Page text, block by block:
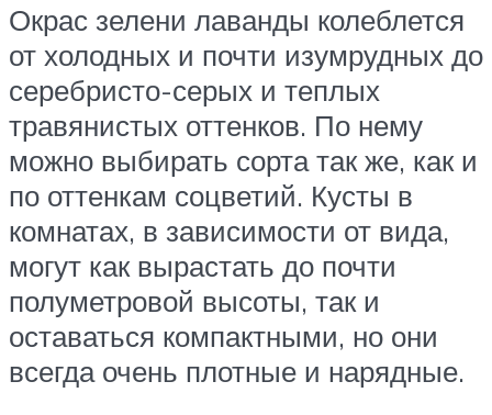
Окрас зелени лаванды колеблется
от холодных и почти изумрудных до
серебристо-серых и теплых
травянистых оттенков. По нему
можно выбирать сорта так же, как и
по оттенкам соцветий. Кусты в
комнатах, в зависимости от вида,
могут как вырастать до почти
полуметровой высоты, так и
оставаться компактными, но они
всегда очень плотные и нарядные.